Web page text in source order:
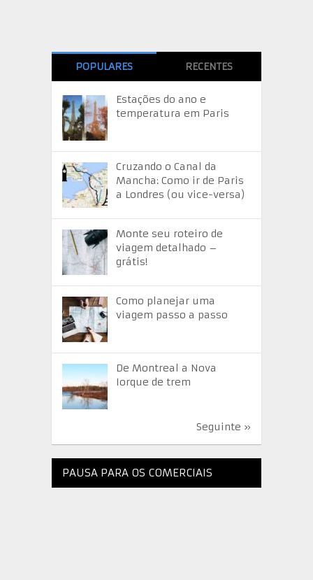
POPULARES RECENTES
Estações do ano e
temperatura em Paris
Cruzando o Canal da
Mancha: Como ir de Paris
a Londres (ou vice-versa)
Monte seu roteiro de
viagem detalhado –
grátis!
Como planejar uma
viagem passo a passo
De Montreal a Nova
Iorque de trem
Seguinte »
PAUSA PARA OS COMERCIAIS